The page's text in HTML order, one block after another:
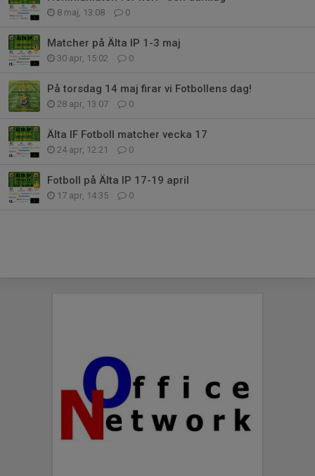
8 maj, 13:08 0
Matcher på Älta IP 1-3 maj
30 apr, 15:02 0
På torsdag 14 maj firar vi Fotbollens dag!
28 apr, 13:07 0
Älta IF Fotboll matcher vecka 17
24 apr, 12:21 0
Fotboll på Älta IP 17-19 april
17 apr, 14:35 0